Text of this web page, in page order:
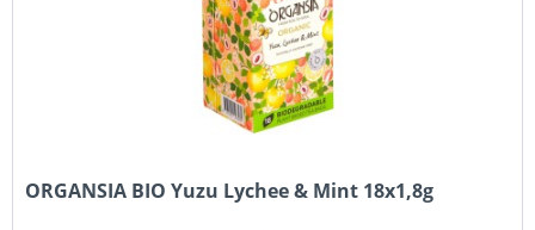
ORGANSIA BIO Yuzu Lychee & Mint 18x1,8g